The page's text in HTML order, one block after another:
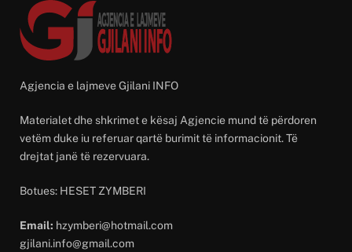
Agjencia e lajmeve Gjilani INFO
Materialet dhe shkrimet e kësaj Agjencie mund të përdoren
vetëm duke iu referuar qartë burimit të informacionit. Të
drejtat janë të rezervuara.
Botues: HESET ZYMBERI
Email: hzymberi@hotmail.com
gjilani.info@gmail.com